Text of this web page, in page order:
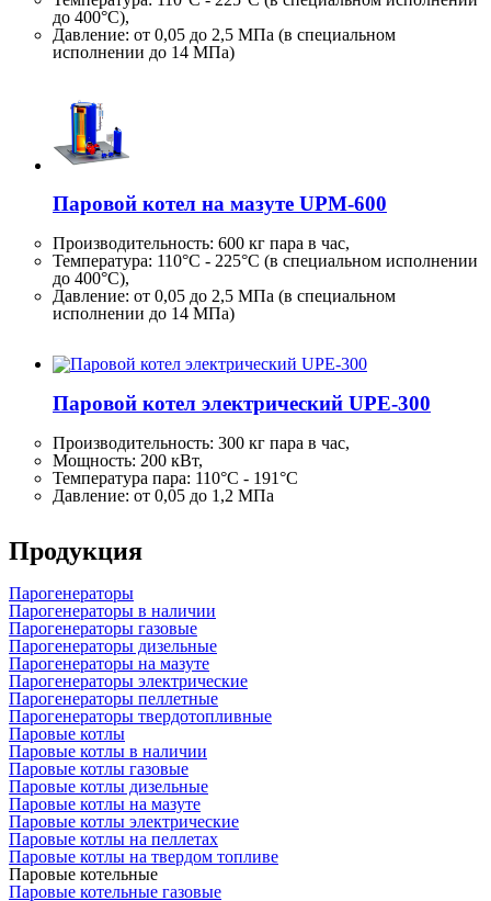
до 400°C),
Давление: от 0,05 до 2,5 МПа (в специальном
исполнении до 14 МПа)
Паровой котел на мазуте UPM-600
Производительность: 600 кг пара в час,
Температура: 110°C - 225°C (в специальном исполнении
до 400°C),
Давление: от 0,05 до 2,5 МПа (в специальном
исполнении до 14 МПа)
Паровой котел электрический UPE-300
Производительность: 300 кг пара в час,
Мощность: 200 кВт,
Температура пара: 110°C - 191°C
Давление: от 0,05 до 1,2 МПа
Продукция
Парогенераторы
Парогенераторы в наличии
Парогенераторы газовые
Парогенераторы дизельные
Парогенераторы на мазуте
Парогенераторы электрические
Парогенераторы пеллетные
Парогенераторы твердотопливные
Паровые котлы
Паровые котлы в наличии
Паровые котлы газовые
Паровые котлы дизельные
Паровые котлы на мазуте
Паровые котлы электрические
Паровые котлы на пеллетах
Паровые котлы на твердом топливе
Паровые котельные
Паровые котельные газовые